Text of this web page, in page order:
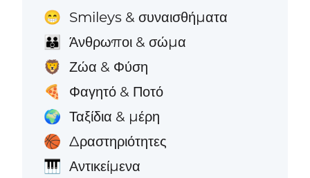
😁 Smileys & συναισθήματα
👪 Άνθρωποι & σώμα
🦁 Ζώα & Φύση
🍕 Φαγητό & Ποτό
🌍 Ταξίδια & μέρη
🏀 Δραστηριότητες
🎹 Αντικείμενα